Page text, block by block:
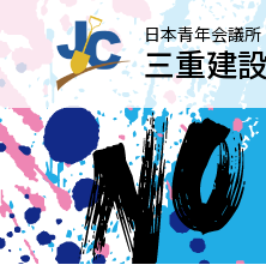
日本青年会議
三重建